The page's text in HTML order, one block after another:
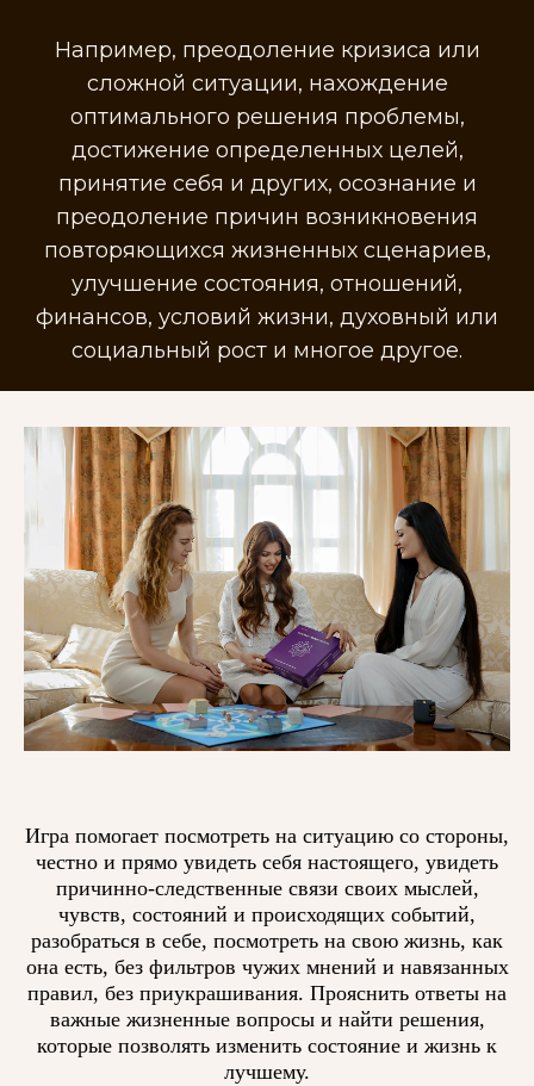
Например, преодоление кризиса или
сложной ситуации, нахождение
оптимального решения проблемы,
достижение определенных целей,
принятие себя и других, осознание и
преодоление причин возникновения
повторяющихся жизненных сценариев,
улучшение состояния, отношений,
финансов, условий жизни, духовный или
социальный рост и многое другое.
Игра помогает посмотреть на ситуацию со стороны,
честно и прямо увидеть себя настоящего, увидеть
причинно-следственные связи своих мыслей,
чувств, состояний и происходящих событий,
разобраться в себе, посмотреть на свою жизнь, как
она есть, без фильтров чужих мнений и навязанных
правил, без приукрашивания. Прояснить ответы на
важные жизненные вопросы и найти решения,
которые позволять изменить состояние и жизнь к
лучшему.